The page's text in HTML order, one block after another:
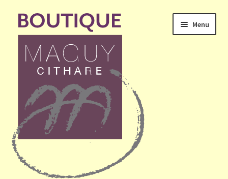
Aller
navigation
Aller
contenu
Menu